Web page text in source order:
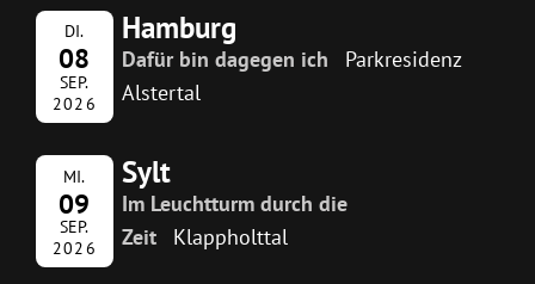
DI.
08
SEP.
2026
Hamburg
Dafür bin dagegen ich
Parkresidenz
Alstertal
MI.
09
SEP.
2026
Sylt
Im Leuchtturm durch die
Zeit
Klappholttal